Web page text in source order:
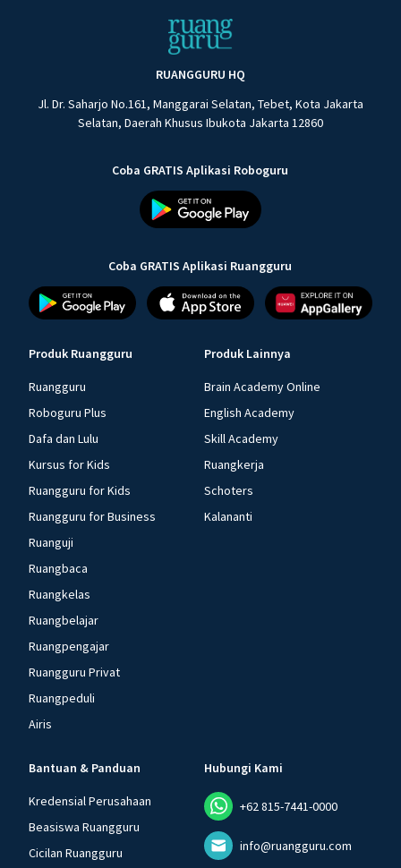
RUANGGURU HQ
Jl. Dr. Saharjo No.161, Manggarai Selatan, Tebet, Kota Jakarta
Selatan, Daerah Khusus Ibukota Jakarta 12860
Coba GRATIS Aplikasi Roboguru
Coba GRATIS Aplikasi Ruangguru
Produk Ruangguru
Ruangguru
Roboguru Plus
Dafa dan Lulu
Kursus for Kids
Ruangguru for Kids
Ruangguru for Business
Ruanguji
Ruangbaca
Ruangkelas
Ruangbelajar
Ruangpengajar
Ruangguru Privat
Ruangpeduli
Airis
Produk Lainnya
Brain Academy Online
English Academy
Skill Academy
Ruangkerja
Schoters
Kalananti
Bantuan & Panduan
Kredensial Perusahaan
Beasiswa Ruangguru
Cicilan Ruangguru
Hubungi Kami
+62 815-7441-0000
info@ruangguru.com